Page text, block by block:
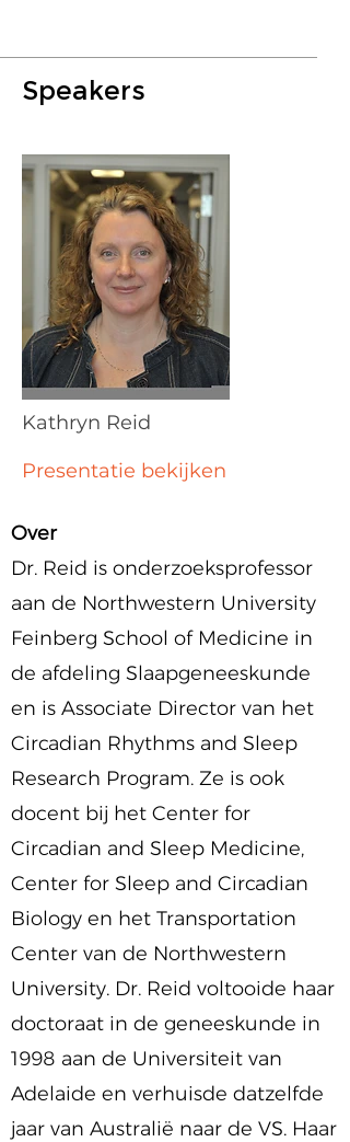
Speakers
Kathryn Reid
Presentatie bekijken
Over
Dr. Reid is onderzoeksprofessor
aan de Northwestern University
Feinberg School of Medicine in
de afdeling Slaapgeneeskunde
en is Associate Director van het
Circadian Rhythms and Sleep
Research Program. Ze is ook
docent bij het Center for
Circadian and Sleep Medicine,
Center for Sleep and Circadian
Biology en het Transportation
Center van de Northwestern
University. Dr. Reid voltooide haar
doctoraat in de geneeskunde in
1998 aan de Universiteit van
Adelaide en verhuisde datzelfde
jaar van Australië naar de VS. Haar